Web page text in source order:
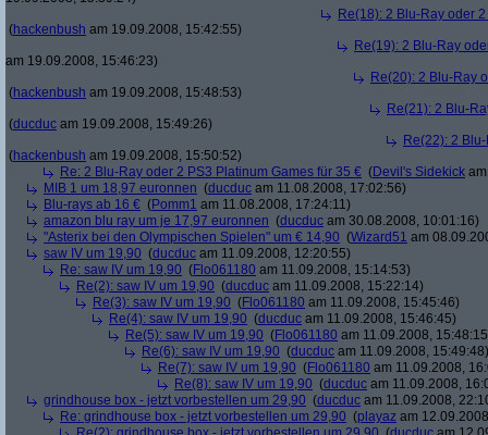
Re(18): 2 Blu-Ray oder
(hackenbush am 19.09.2008, 15:42:55)
Re(19): 2 Blu-Ray
am 19.09.2008, 15:46:23)
Re(20): 2 Blu-Ray
(hackenbush am 19.09.2008, 15:48:53)
Re(21): 2 Blu-
(ducduc am 19.09.2008, 15:49:26)
Re(22): 2
(hackenbush am 19.09.2008, 15:50:52)
Re: 2 Blu-Ray oder 2 PS3 Platinum Games für 35 € (Devil's Sidekick
MIB 1 um 18,97 euronnen (ducduc am 11.08.2008, 17:02:56)
Blu-rays ab 16 € (Pomm1 am 11.08.2008, 17:24:11)
amazon blu ray um je 17,97 euronnen (ducduc am 30.08.2008, 10:01:16)
"Asterix bei den Olympischen Spielen" um € 14,90 (Wizard51 am
saw IV um 19,90 (ducduc am 11.09.2008, 12:20:55)
Re: saw IV um 19,90 (Flo061180 am 11.09.2008, 15:14:53)
Re(2): saw IV um 19,90 (ducduc am 11.09.2008, 15:22:14)
Re(3): saw IV um 19,90 (Flo061180 am 11.09.2008, 15:45:46)
Re(4): saw IV um 19,90 (ducduc am 11.09.2008, 15:46:45)
Re(5): saw IV um 19,90 (Flo061180 am 11.09.2008,
Re(6): saw IV um 19,90 (ducduc am 11.09.2008, 15:49:48)
Re(7): saw IV um 19,90 (Flo061180 am 11.09.2008,
Re(8): saw IV um 19,90 (ducduc am 11.09.2008,
grindhouse box - jetzt vorbestellen um 29,90 (ducduc am 11.09.2008,
Re: grindhouse box - jetzt vorbestellen um 29,90 (playaz am